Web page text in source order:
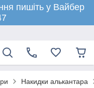
пишіть у Вайбер
Накидки алькантара